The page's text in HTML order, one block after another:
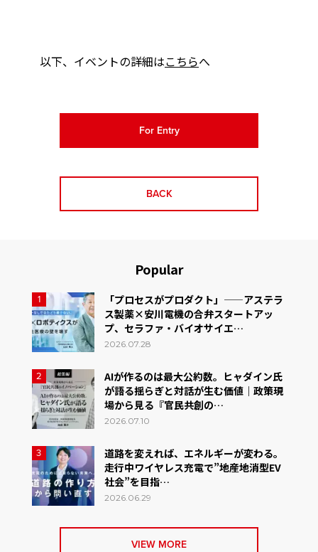
以下、イベントの詳細はこちらへ
For Entry
BACK
Popular
1
「プロセスがプロダクト」——アステラ
ス製薬×安川電機の合弁スタートアッ
プ、セラファ・バイオサイエ…
2026.07.28
2
AIが作るのは最大公約数。ヒャダイン氏
が語る揺らぎと対話が生む価値｜政策現
場から見る『官民共創の…
2026.07.10
3
道路を変えれば、エネルギーが変わる。
走行中ワイヤレス充電で”地産地消型EV
社会”を目指…
2026.06.29
VIEW MORE